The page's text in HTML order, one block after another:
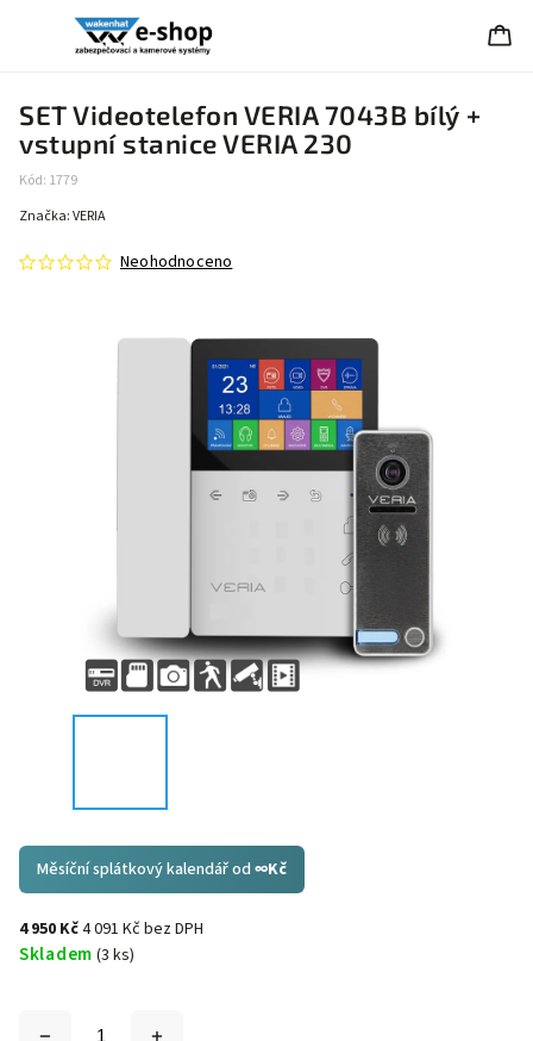
SET Videotelefon VERIA 7043B bílý +
vstupní stanice VERIA 230
Kód: 1779
Neohodnoceno
Značka:VERIA
Měsíční splátkový kalendář od ∞Kč
4 950 Kč4 091 Kč bez DPH
Skladem (3 ks)